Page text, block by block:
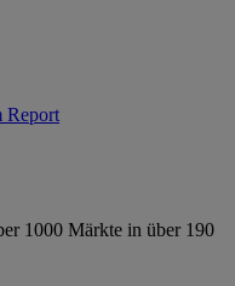
Report
1000 Märkte in über 190